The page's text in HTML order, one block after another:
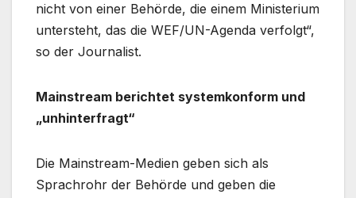
nicht von einer Behörde, die einem Ministerium
untersteht, das die WEF/UN-Agenda verfolgt“,
so der Journalist.
Mainstream berichtet systemkonform und
„unhinterfragt“
Die Mainstream-Medien geben sich als
Sprachrohr der Behörde und geben die